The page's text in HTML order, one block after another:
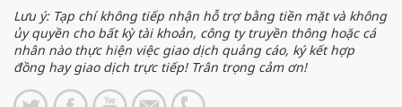
Lưu ý: Tạp chí không tiếp nhận hỗ trợ bằng tiền mặt và không
ủy quyền cho bất kỳ tài khoản, công ty truyền thông hoặc cá
nhân nào thực hiện việc giao dịch quảng cáo, ký kết hợp
đồng hay giao dịch trực tiếp! Trân trọng cảm ơn!